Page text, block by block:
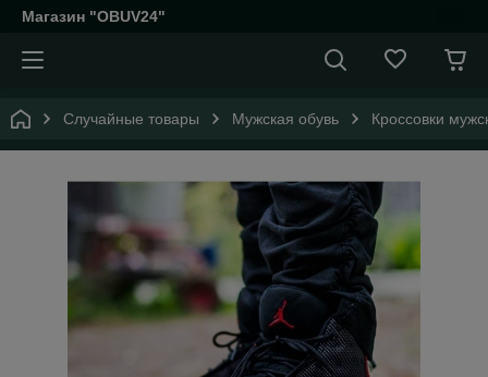
Магазин "OBUV24"
Случайные товары Мужская обувь Кроссовки